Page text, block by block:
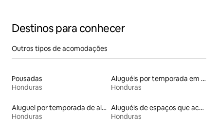
Destinos para conhecer
Outros tipos de acomodações
Pousadas
Honduras
Aluguéis por temporada em hotéis-fazenda
Honduras
Aluguel por temporada de alojamentos ecológicos
Honduras
Aluguéis de espaços que aceitam animais de estimação
Honduras